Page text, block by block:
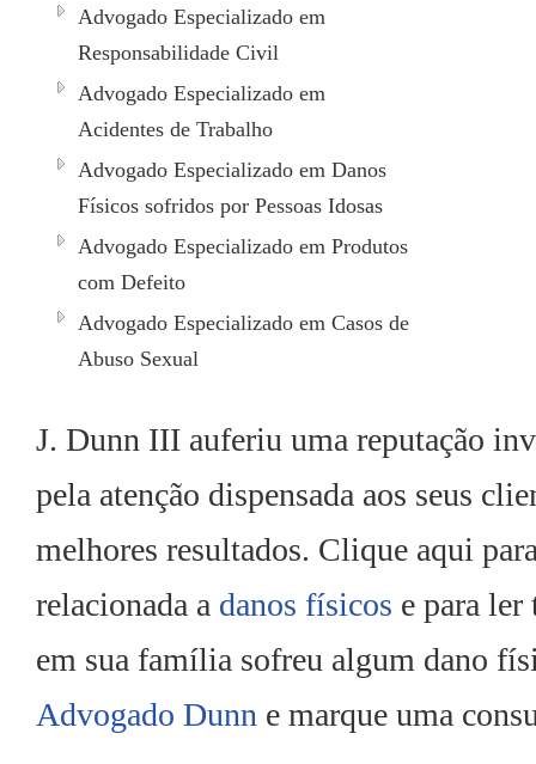
Advogado Especializado em
Responsabilidade Civil
Advogado Especializado em
Acidentes de Trabalho
Advogado Especializado em Danos
Físicos sofridos por Pessoas Idosas
Advogado Especializado em Produtos
com Defeito
Advogado Especializado em Casos de
Abuso Sexual
J. Dunn III auferiu uma reputação
pela atenção dispensada aos seus
melhores resultados. Clique aqui
relacionada a danos físicos e para ler
em sua família sofreu algum dano
Advogado Dunn e marque uma